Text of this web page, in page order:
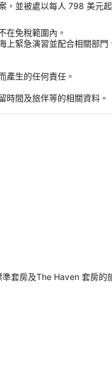
，並被處以每人 798 美元起
在免稅範圍內。
緊急演習並配合相關部
產生的任何責任。
時間及旅伴等的相關資料。
套房及The Haven 套房的